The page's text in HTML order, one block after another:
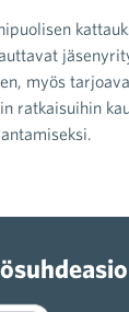
myös
ratkaisuihin